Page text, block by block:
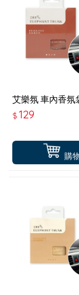
購
艾樂氛 車內香氛
室內吊掛2用)-麝
果麝香調) PW-
$129